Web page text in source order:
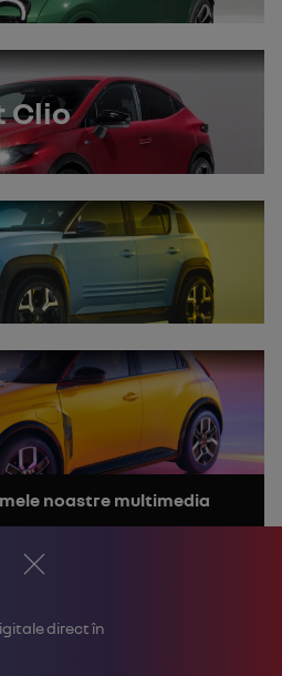
Clio
noastre multimedia
Închide